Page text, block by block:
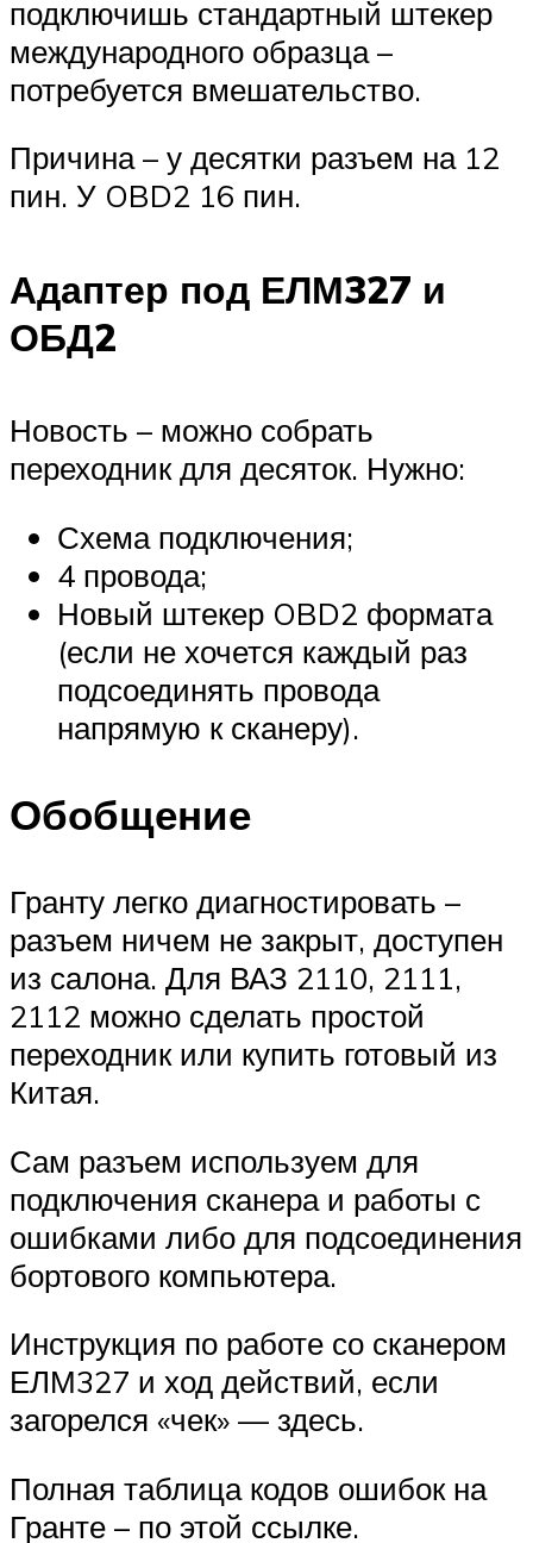
подключишь стандартный штекер
международного образца –
потребуется вмешательство.
Причина – у десятки разъем на 12
пин. У OBD2 16 пин.
Адаптер под ЕЛМ327 и
ОБД2
Новость – можно собрать
переходник для десяток. Нужно:
Схема подключения;
4 провода;
Новый штекер OBD2 формата
(если не хочется каждый раз
подсоединять провода
напрямую к сканеру).
Обобщение
Гранту легко диагностировать –
разъем ничем не закрыт, доступен
из салона. Для ВАЗ 2110, 2111,
2112 можно сделать простой
переходник или купить готовый из
Китая.
Сам разъем используем для
подключения сканера и работы с
ошибками либо для подсоединения
бортового компьютера.
Инструкция по работе со сканером
ЕЛМ327 и ход действий, если
загорелся «чек» — здесь.
Полная таблица кодов ошибок на
Гранте – по этой ссылке.